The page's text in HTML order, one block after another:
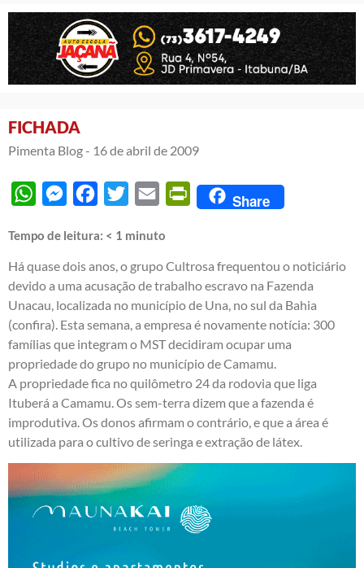
FICHADA
Pimenta Blog - 16 de abril de 2009
WhatsAppMessengerFacebook
Twitter Email PrintFriendly
Share
Tempo de leitura: < 1 minuto
Há quase dois anos, o grupo Cultrosa frequentou o noticiário
devido a uma acusação de trabalho escravo na Fazenda
Unacau, localizada no município de Una, no sul da Bahia
(confira). Esta semana, a empresa é novamente notícia: 300
famílias que integram o MST decidiram ocupar uma
propriedade do grupo no município de Camamu.
A propriedade fica no quilômetro 24 da rodovia que liga
Ituberá a Camamu. Os sem-terra dizem que a fazenda é
improdutiva. Os donos afirmam o contrário, e que a área é
utilizada para o cultivo de seringa e extração de látex.